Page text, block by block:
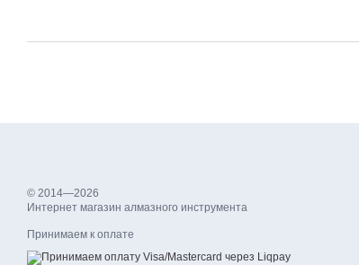
© 2014—2026
Интернет магазин алмазного инструмента
Принимаем к оплате